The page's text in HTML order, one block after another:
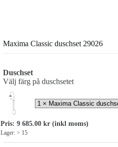
Maxima Classic duschset 29026
Duschset
Välj färg på duschsetet
Pris: 9 685.00 kr(inkl moms)
Lager: > 15